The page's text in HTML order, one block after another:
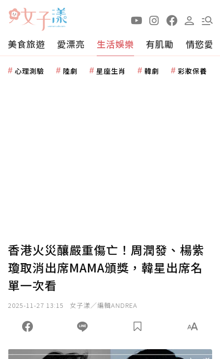
美食旅遊 愛漂亮 生活娛樂 有肌勵 情慾愛
心理測驗 陸劇 星座生肖 韓劇 彩妝保養
香港火災釀嚴重傷亡！周潤發、楊紫
瓊取消出席MAMA頒獎，韓星出席名
單一次看
2025-11-27 13:15 女子漾／編輯ANDREA